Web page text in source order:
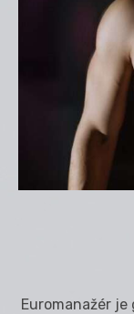
Euromanažér je